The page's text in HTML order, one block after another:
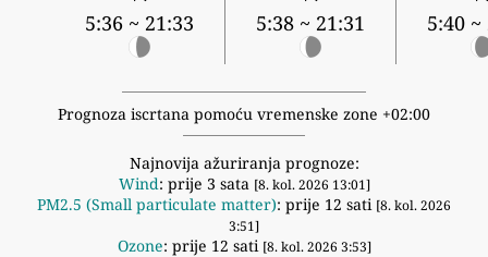
5:36 ~ 21:33 5:38 ~ 21:31 5:40 ~
Prognoza iscrtana pomoću vremenske zone +02:00
Najnovija ažuriranja prognoze:
Wind: prije 3 sata [8. kol. 2026 13:01]
PM2.5 (Small particulate matter): prije 12 sati [8. kol. 2026
3:51]
Ozone: prije 12 sati [8. kol. 2026 3:53]